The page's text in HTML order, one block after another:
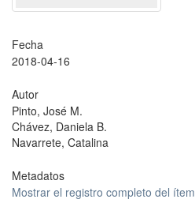
Fecha
2018-04-16
Autor
Pinto, José M.
Chávez, Daniela B.
Navarrete, Catalina
Metadatos
Mostrar el registro completo del ítem